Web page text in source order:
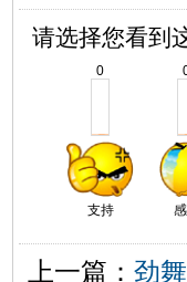
请选择您看到
0
支持
上一篇： 劲